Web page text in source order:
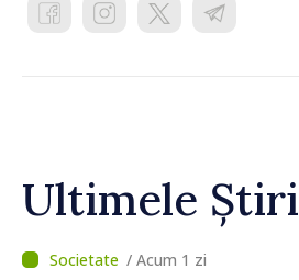
Ultimele Știri
/ Acum 1 zi